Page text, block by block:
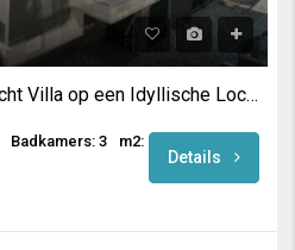
Nieuw Gebouwde Zeezicht Villa op een Idyllische Locatie in Alanya
Badkamers: 3
m2:
Details